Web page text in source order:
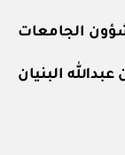
الجامعات
البنيان